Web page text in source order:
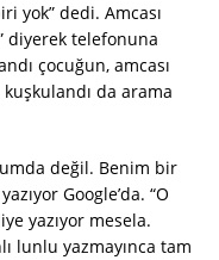
yok” dedi. Amcası
diyerek telefonuna
çocuğun, amcası
kuşkulandı da arama
değil. Benim bir
Google’da. “O
yazıyor mesela.
lunlu yazmayınca tam